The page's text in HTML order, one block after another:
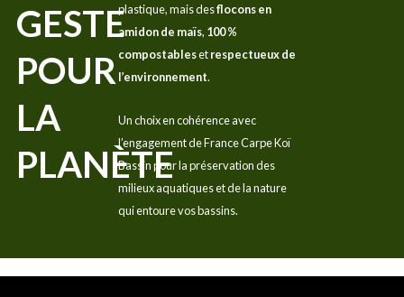
GESTE
POUR
LA
PLANÈTE
plastique, mais desflocons en
amidon de maïs, 100 %
compostablesetrespectueux de
l’environnement.
Un choix en cohérence avec
l’engagement de France Carpe Koï
Bassin pour la préservation des
milieux aquatiques et de la nature
qui entoure vos bassins.